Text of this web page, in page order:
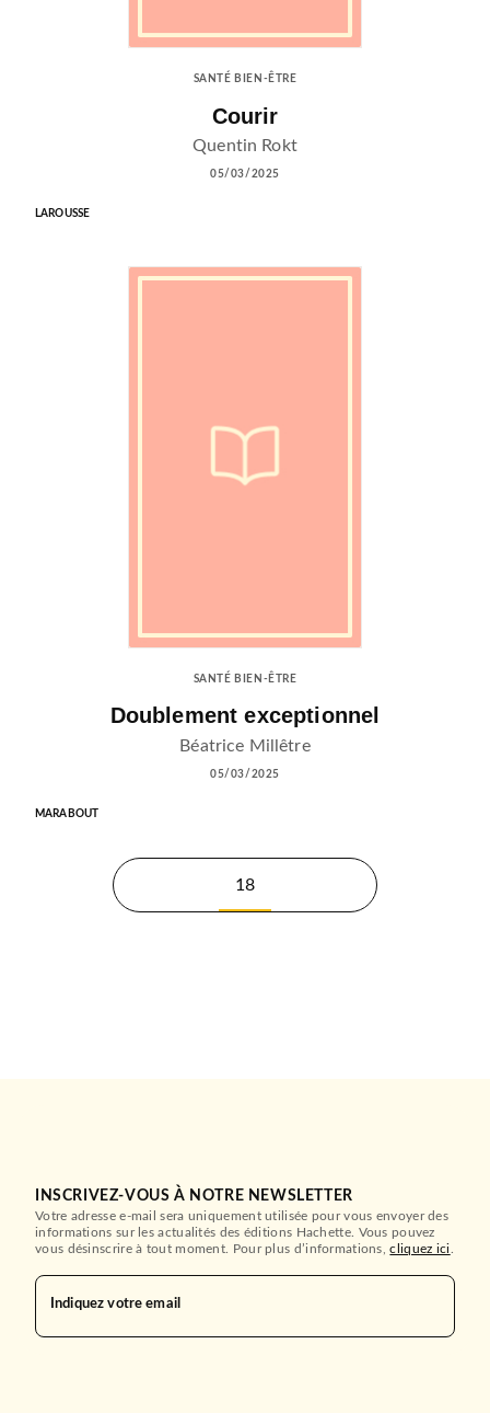
SANTÉ BIEN-ÊTRE
Courir
Quentin Rokt
05/03/2025
LAROUSSE
SANTÉ BIEN-ÊTRE
Doublement exceptionnel
Béatrice Millêtre
05/03/2025
MARABOUT
18
INSCRIVEZ-VOUS À NOTRE NEWSLETTER
Votre adresse e-mail sera uniquement utilisée pour vous envoyer des
informations sur les actualités des éditions Hachette. Vous pouvez
vous désinscrire à tout moment. Pour plus d’informations,cliquez ici
Indiquez votre email